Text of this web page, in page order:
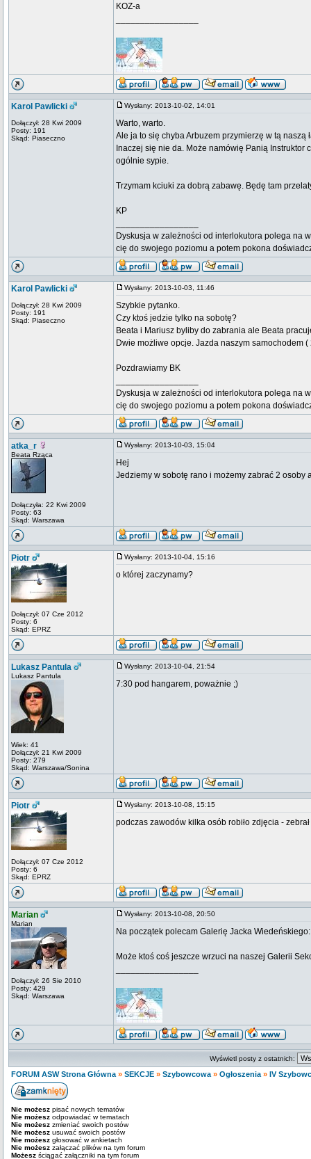
KOZ-a
Karol Pawlicki
Dołączył: 28 Kwi 2009
Posty: 191
Skąd: Piaseczno
Wysłany: 2013-10-02, 14:01
Warto, warto.
Ale ja to się chyba Arbuzem przymierzę w tą naszą
Inaczej się nie da. Może namówię Panią
ogólnie sypie.
Trzymam kciuki za dobrą zabawę. Będę tam
KP
Dyskusja w zależności od interlokutora polega na
cię do swojego poziomu a potem pokona
Karol Pawlicki
Dołączył: 28 Kwi 2009
Posty: 191
Skąd: Piaseczno
Wysłany: 2013-10-03, 11:46
Szybkie pytanko.
Czy ktoś jedzie tylko na sobotę?
Beata i Mariusz byliby do zabrania ale Beata
Dwie możliwe opcje. Jazda naszym samochodem
Pozdrawiamy BK
Dyskusja w zależności od interlokutora polega na
cię do swojego poziomu a potem pokona
atka_r
Beata Rząca
Dołączyła: 22 Kwi 2009
Posty: 63
Skąd: Warszawa
Wysłany: 2013-10-03, 15:04
Hej
Jedziemy w sobotę rano i możemy zabrać 2
Piotr
Dołączył: 07 Cze 2012
Posty: 6
Skąd: EPRZ
Wysłany: 2013-10-04, 15:16
o której zaczynamy?
Lukasz Pantula
Lukasz Pantula
Wiek: 41
Dołączył: 21 Kwi 2009
Posty: 279
Skąd: Warszawa/Sonina
Wysłany: 2013-10-04, 21:54
7:30 pod hangarem, poważnie ;)
Piotr
Dołączył: 07 Cze 2012
Posty: 6
Skąd: EPRZ
Wysłany: 2013-10-08, 15:15
podczas zawodów kilka osób robiło zdjęcia -
Marian
Marian
Dołączył: 26 Sie 2010
Posty: 429
Skąd: Warszawa
Wysłany: 2013-10-08, 20:50
Na początek polecam Galerię Jacka
Może ktoś coś jeszcze wrzuci na naszej Galerii
Wyświetl posty z ostatnich:
FORUM ASW Strona Główna » SEKCJE » Szybowcowa » Ogłoszenia » IV
Nie możesz pisać nowych tematów
Nie możesz odpowiadać w tematach
Nie możesz zmieniać swoich postów
Nie możesz usuwać swoich postów
Nie możesz głosować w ankietach
Nie możesz załączać plików na tym forum
Możesz ściągać załączniki na tym forum